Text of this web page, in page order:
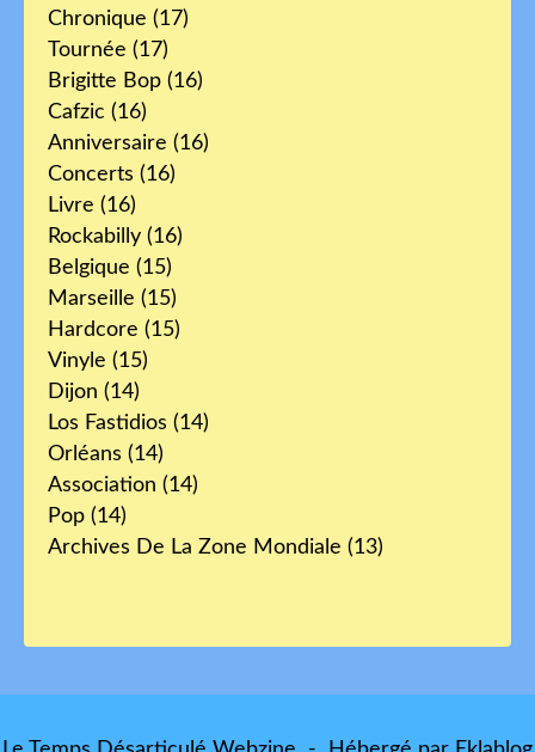
Chronique (17)
Tournée (17)
Brigitte Bop (16)
Cafzic (16)
Anniversaire (16)
Concerts (16)
Livre (16)
Rockabilly (16)
Belgique (15)
Marseille (15)
Hardcore (15)
Vinyle (15)
Dijon (14)
Los Fastidios (14)
Orléans (14)
Association (14)
Pop (14)
Archives De La Zone Mondiale (13)